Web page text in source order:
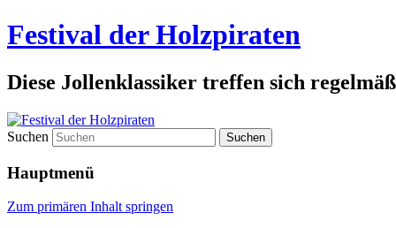
Festival der Holzpiraten
Diese Jollenklassiker treffen sich
Suchen
Hauptmenü
Zum primären Inhalt springen